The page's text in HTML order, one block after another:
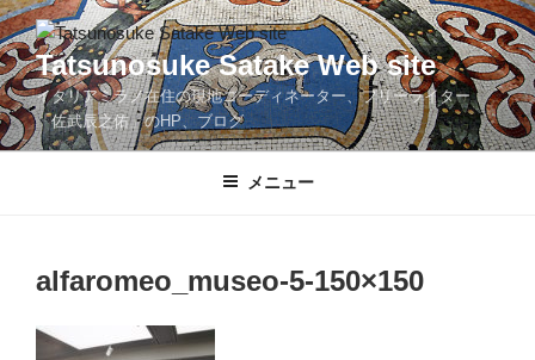
コ
ン
テ
ン
ツ
へ
Tatsunosuke Satake Web site
イタリアミラノ在住の現地コーディネーター、フリーライター
「佐武辰之佑」のHP、ブログ
メニュー
alfaromeo_museo-5-150×150